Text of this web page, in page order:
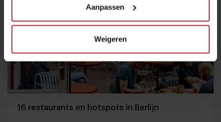
Aanpassen
Weigeren
16 restaurants en hotspots in Berlijn